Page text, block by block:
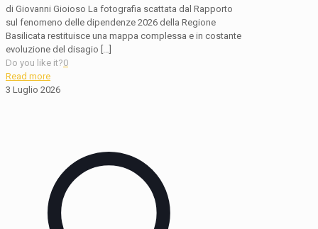
di Giovanni Gioioso La fotografia scattata dal Rapporto
sul fenomeno delle dipendenze 2026 della Regione
Basilicata restituisce una mappa complessa e in costante
evoluzione del disagio […]
Do you like it?0
Read more
3 Luglio 2026